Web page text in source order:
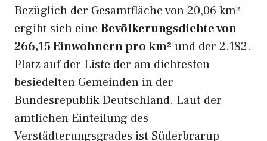
Bezüglich der Gesamtfläche von 20,06 km²
ergibt sich eine Bevölkerungsdichte von
266,15 Einwohnern pro km² und der 2.182.
Platz auf der Liste der am dichtesten
besiedelten Gemeinden in der
Bundesrepublik Deutschland. Laut der
amtlichen Einteilung des
Verstädterungsgrades ist Süderbrarup